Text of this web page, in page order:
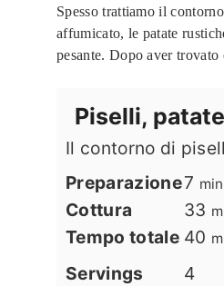
Spesso trattiamo il
affumicato, le patate
pesante. Dopo aver
Piselli,
Il contorno di
Preparazione7
Cottura 33
Tempo totale 40
Servings
4